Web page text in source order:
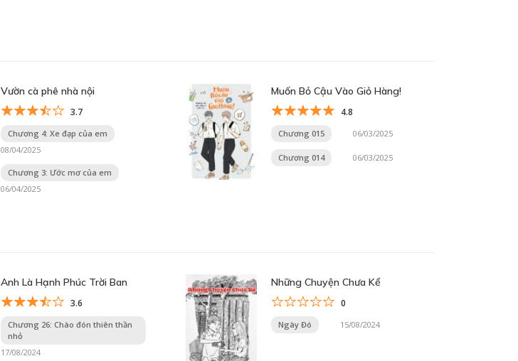
Vườn cà phê nhà nội
3.7
Chương 4: Xe đạp của em
08/04/2025
Chương 3: Ước mơ của em
06/04/2025
Muốn Bỏ Cậu Vào Giỏ Hàng!
4.8
Chương 015 06/03/2025
Chương 014 06/03/2025
Anh Là Hạnh Phúc Trời Ban
3.6
Chương 26: Chào đón thiên thần
nhỏ
17/08/2024
Những Chuyện Chưa Kể
0
Ngày Đó 15/08/2024